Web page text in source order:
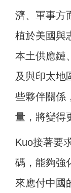
濟、軍事方
植於美國與
本土供應鏈
及與印太地
些夥伴關係
量，將變得
Kuo接著要
碼，能夠強
來應付中國